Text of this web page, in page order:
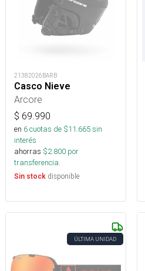
21382026BARB
Casco Nieve
Arcore
$ 69.990
en 6cuotas de $11.665sin
interés
ahorras $2.800 por
transferencia.
Sin stock disponible
ÚLTIMA UNIDAD